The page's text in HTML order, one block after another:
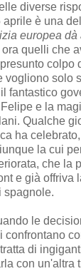
diverse
aprile è una
europea dà
ora quelli che
colpo
vogliono solo
fantastico
e la
Qualche
ha celebrato,
la cui
che la
e già offriva
spagnole.
le
di
con un'altra